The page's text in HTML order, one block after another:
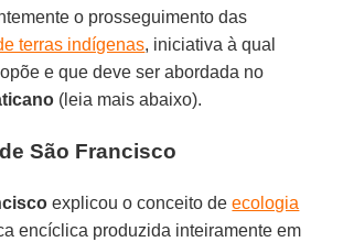
o prosseguimento das
terras indígenas, iniciativa à qual
e que deve ser abordada no
(leia mais abaixo).
São Francisco
explicou o conceito deecologia
encíclica produzida inteiramente em